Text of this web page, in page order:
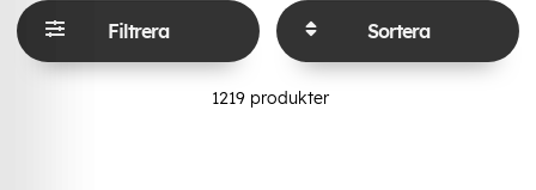
Filtrera Sortera
1219 produkter